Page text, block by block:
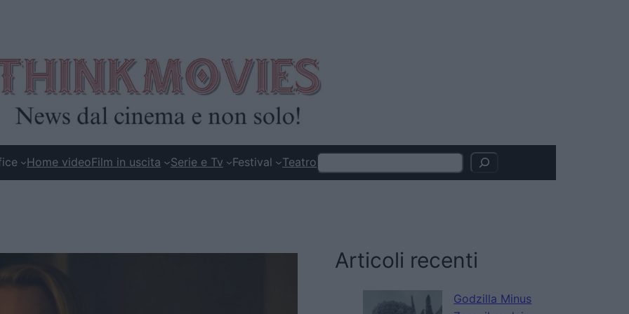
Home videoFilm in uscita Serie e Tv Festival TeatroSearch
Articoli recenti
Godzilla Minus